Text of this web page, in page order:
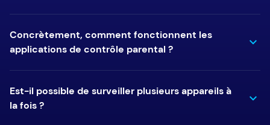
Concrètement, comment fonctionnent les
applications de contrôle parental ?
Est-il possible de surveiller plusieurs appareils à
la fois ?